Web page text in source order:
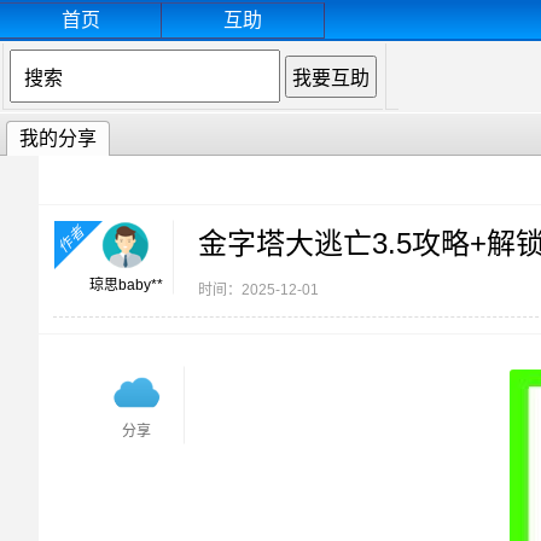
首页 互助
我的分享
金字塔大逃亡3.5攻略+解
时间：2025-12-01
琼思baby**
作者
分享